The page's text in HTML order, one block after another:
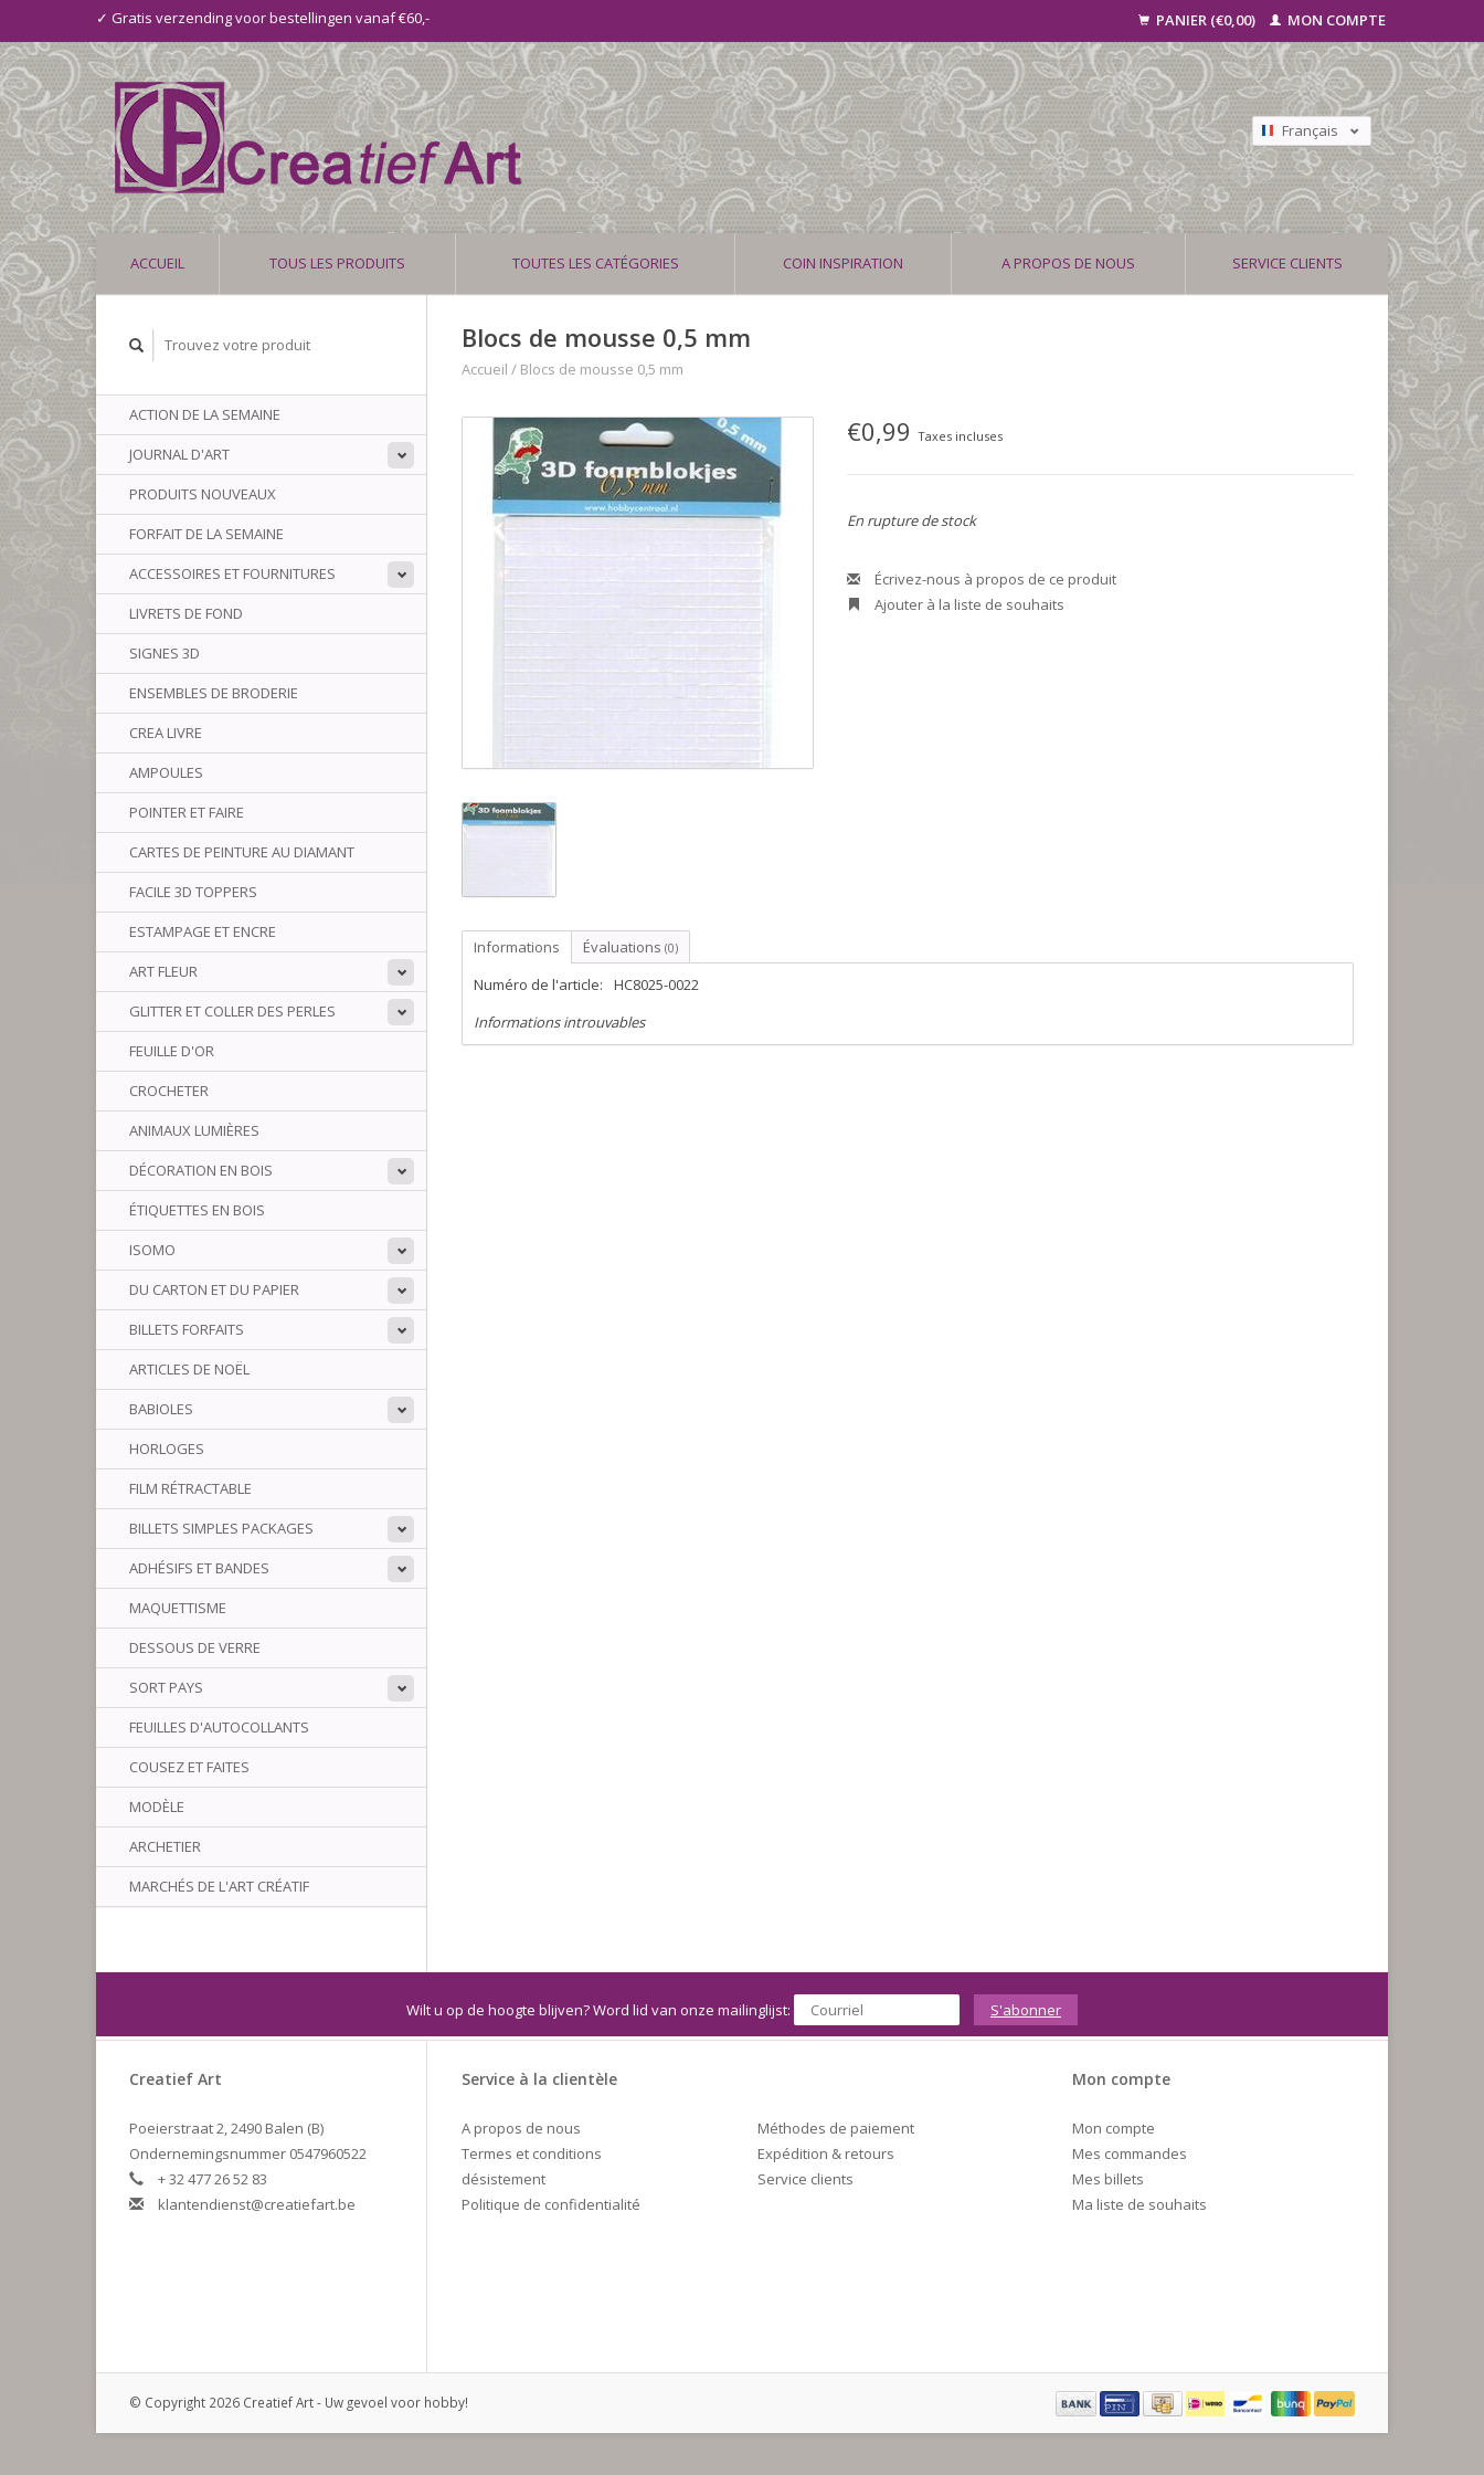
✓ Gratis verzending voor bestellingen vanaf €60,- PANIER (€0,00) MON COMPTE
Français
Nederlands
Deutsch
ACCUEIL TOUS LES PRODUITS TOUTES LES CATÉGORIES COIN INSPIRATION A PROPOS DE NOUS SERVICE CLIENTS
ACTION DE LA SEMAINE
JOURNAL D'ART
PRODUITS NOUVEAUX
FORFAIT DE LA SEMAINE
ACCESSOIRES ET FOURNITURES
LIVRETS DE FOND
SIGNES 3D
ENSEMBLES DE BRODERIE
CREA LIVRE
AMPOULES
POINTER ET FAIRE
CARTES DE PEINTURE AU DIAMANT
FACILE 3D TOPPERS
ESTAMPAGE ET ENCRE
ART FLEUR
GLITTER ET COLLER DES PERLES
FEUILLE D'OR
CROCHETER
ANIMAUX LUMIÈRES
DÉCORATION EN BOIS
ÉTIQUETTES EN BOIS
ISOMO
DU CARTON ET DU PAPIER
BILLETS FORFAITS
ARTICLES DE NOËL
BABIOLES
HORLOGES
FILM RÉTRACTABLE
BILLETS SIMPLES PACKAGES
ADHÉSIFS ET BANDES
MAQUETTISME
DESSOUS DE VERRE
SORT PAYS
FEUILLES D'AUTOCOLLANTS
COUSEZ ET FAITES
MODÈLE
ARCHETIER
MARCHÉS DE L'ART CRÉATIF
Blocs de mousse 0,5 mm
Accueil / Blocs de mousse 0,5 mm
€0,99Taxes incluses
En rupture de stock
Écrivez-nous à propos de ce produit
Ajouter à la liste de souhaits
Informations Évaluations (0)
Numéro de l'article:
HC8025-0022
Informations introuvables
Wilt u op de hoogte blijven? Word lid van onze mailinglijst: S'abonner
Creatief Art
Poeierstraat 2, 2490 Balen (B)
Ondernemingsnummer 0547960522
+ 32 477 26 52 83
klantendienst@creatiefart.be
Service à la clientèle
A propos de nous
Termes et conditions
désistement
Politique de confidentialité
Méthodes de paiement
Expédition & retours
Service clients
Mon compte
Mon compte
Mes commandes
Mes billets
Ma liste de souhaits
© Copyright 2026 Creatief Art - Uw gevoel voor hobby!